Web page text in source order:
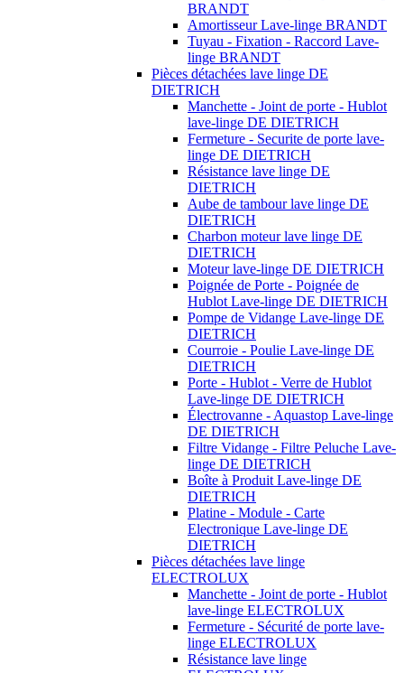
BRANDT
Amortisseur Lave-linge BRANDT
Tuyau - Fixation - Raccord Lave-
linge BRANDT
Pièces détachées lave linge DE
DIETRICH
Manchette - Joint de porte - Hublot
lave-linge DE DIETRICH
Fermeture - Securite de porte lave-
linge DE DIETRICH
Résistance lave linge DE
DIETRICH
Aube de tambour lave linge DE
DIETRICH
Charbon moteur lave linge DE
DIETRICH
Moteur lave-linge DE DIETRICH
Poignée de Porte - Poignée de
Hublot Lave-linge DE DIETRICH
Pompe de Vidange Lave-linge DE
DIETRICH
Courroie - Poulie Lave-linge DE
DIETRICH
Porte - Hublot - Verre de Hublot
Lave-linge DE DIETRICH
Électrovanne - Aquastop Lave-linge
DE DIETRICH
Filtre Vidange - Filtre Peluche Lave-
linge DE DIETRICH
Boîte à Produit Lave-linge DE
DIETRICH
Platine - Module - Carte
Electronique Lave-linge DE
DIETRICH
Pièces détachées lave linge
ELECTROLUX
Manchette - Joint de porte - Hublot
lave-linge ELECTROLUX
Fermeture - Sécurité de porte lave-
linge ELECTROLUX
Résistance lave linge